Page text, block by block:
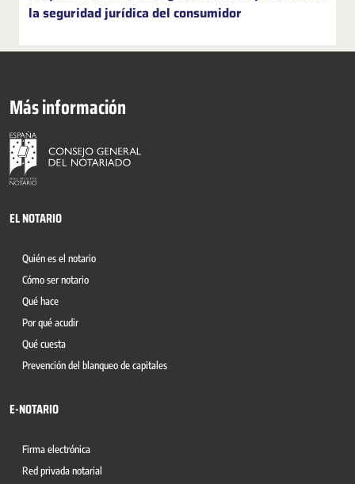
la seguridad jurídica del consumidor
Más información
EL NOTARIO
Quién es el notario
Cómo ser notario
Qué hace
Por qué acudir
Qué cuesta
Prevención del blanqueo de capitales
E-NOTARIO
Firma electrónica
Red privada notarial